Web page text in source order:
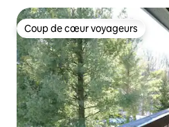
Coup de cœur voyageurs
Coup de cœur voyageurs